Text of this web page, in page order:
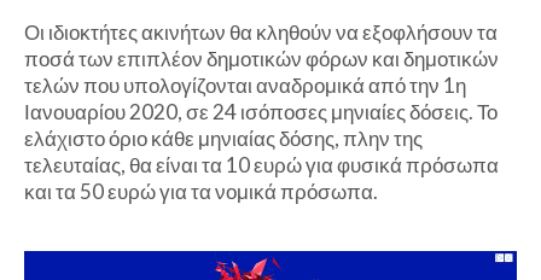
Οι ιδιοκτήτες ακινήτων θα κληθούν να εξοφλήσουν τα
ποσά των επιπλέον δημοτικών φόρων και δημοτικών
τελών που υπολογίζονται αναδρομικά από την 1η
Ιανουαρίου 2020, σε 24 ισόποσες μηνιαίες δόσεις. Το
ελάχιστο όριο κάθε μηνιαίας δόσης, πλην της
τελευταίας, θα είναι τα 10 ευρώ για φυσικά πρόσωπα
και τα 50 ευρώ για τα νομικά πρόσωπα.